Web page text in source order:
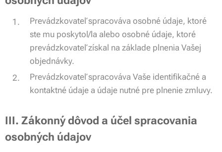
Prevádzkovateľ spracováva osobné údaje, ktoré
ste mu poskytol/la alebo osobné údaje, ktoré
prevádzkovateľ získal na základe plnenia Vašej
objednávky.
Prevádzkovateľ spracováva Vaše identifikačné a
kontaktné údaje a údaje nutné pre plnenie zmluvy.
III. Zákonný dôvod a účel spracovania
osobných údajov